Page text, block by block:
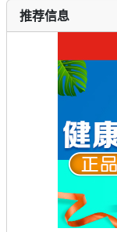
推荐信息